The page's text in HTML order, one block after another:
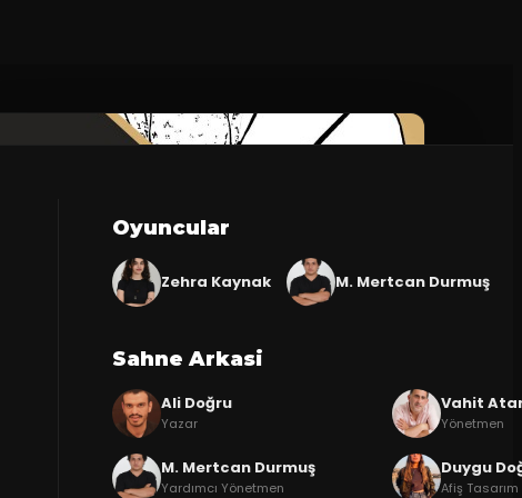
Oyuncular
Zehra Kaynak M. Mertcan Durmuş
Sahne Arkasi
Ali Doğru
Yazar
Vahit
Yönetmen
M. Mertcan Durmuş
Yardımcı Yönetmen
Duygu
Afiş Tasarım